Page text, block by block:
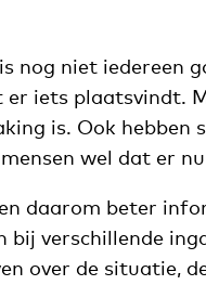
nog niet iedereen
er iets plaatsvindt.
is. Ook hebben
wel dat er
daarom beter
bij verschillende
over de situatie,